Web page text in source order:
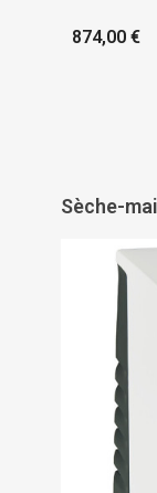
874,00 €
Sèche-